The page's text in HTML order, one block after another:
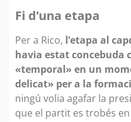
Fi d’una etapa
Per a Rico, l’etapa al
havia estat concebuda
«temporal» en un
delicat» per a la
ningú volia agafar la
que el partit es trobés